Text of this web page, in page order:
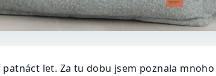
let. Za tu dobu jsem poznala